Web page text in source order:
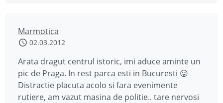
Marmotica
02.03.2012
Arata dragut centrul istoric, imi aduce aminte un
pic de Praga. In rest parca esti in Bucuresti 😛
Distractie placuta acolo si fara evenimente
rutiere, am vazut masina de politie.. tare nervosi